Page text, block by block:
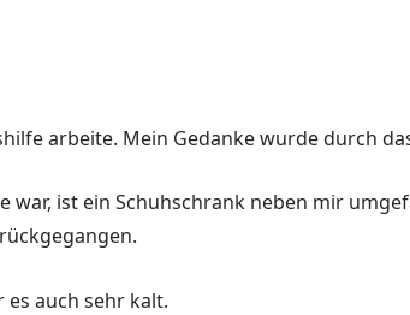
arbeite. Mein Gedanke wurde durch
war, ist ein Schuhschrank neben mir
auch sehr kalt.